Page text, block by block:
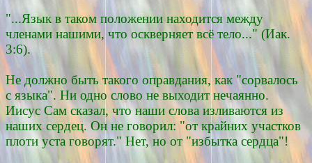
"...Язык в таком положении находится между
членами нашими, что оскверняет всё тело..." (Иак.
3:6).
Не должно быть такого оправдания, как "сорвалось
с языка". Ни одно слово не выходит нечаянно.
Иисус Сам сказал, что наши слова изливаются из
наших сердец. Он не говорил: "от крайних участков
плоти уста говорят." Нет, но от "избытка сердца"!